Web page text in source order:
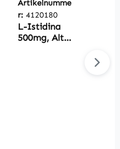
5 out of 5 stars
Artikelnumme
r:4120180
L-Istidina
500mg, Alto